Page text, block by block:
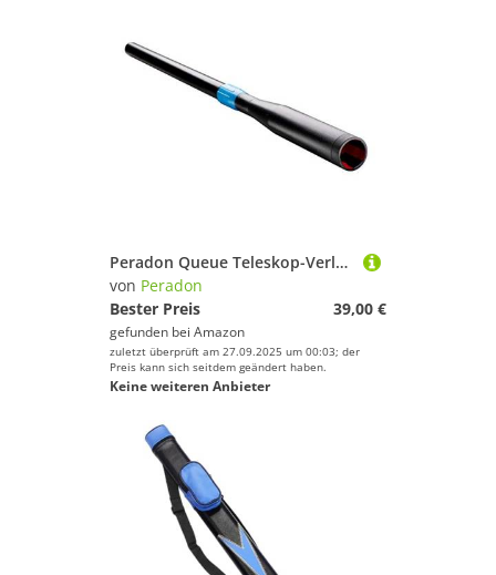
Peradon Queue Teleskop-Verlängerung, zum Aufstecken
von Peradon
Bester Preis
39,00 €
gefunden bei Amazon
zuletzt überprüft am 27.09.2025 um 00:03; der
Preis kann sich seitdem geändert haben.
Keine weiteren Anbieter